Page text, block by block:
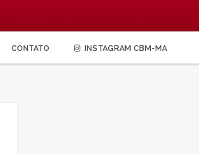
CONTATO INSTAGRAM CBM-MA